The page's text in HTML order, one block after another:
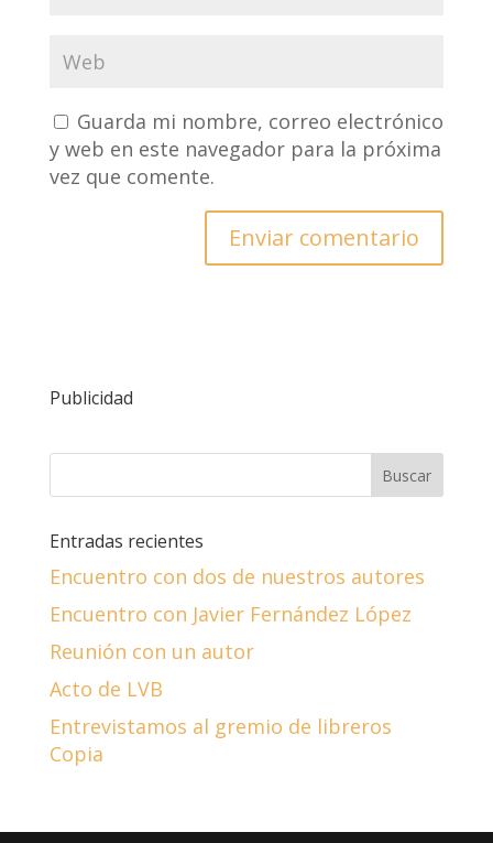
Guarda mi nombre, correo electrónico
y web en este navegador para la próxima
vez que comente.
Publicidad
Entradas recientes
Encuentro con dos de nuestros autores
Encuentro con Javier Fernández López
Reunión con un autor
Acto de LVB
Entrevistamos al gremio de libreros
Copia